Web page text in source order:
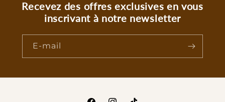
Recevez des offres exclusives en vous
inscrivant à notre newsletter
E-mail